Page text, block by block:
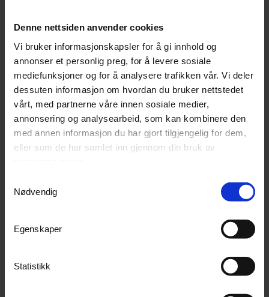
Denne nettsiden anvender cookies
Vi bruker informasjonskapsler for å gi innhold og
annonser et personlig preg, for å levere sosiale
mediefunksjoner og for å analysere trafikken vår. Vi deler
dessuten informasjon om hvordan du bruker nettstedet
vårt, med partnerne våre innen sosiale medier,
annonsering og analysearbeid, som kan kombinere den
med annen informasjon du har gjort tilgjengelig for dem,
eller som de har samlet inn gjennom din bruk av
Nødvendig
Egenskaper
Statistikk
Cramer 82V gressklipper 82LM51SX
51 cm
9 990,-
Kjøp
gressklipper med batterier og lader
34 370,-
Kjøp